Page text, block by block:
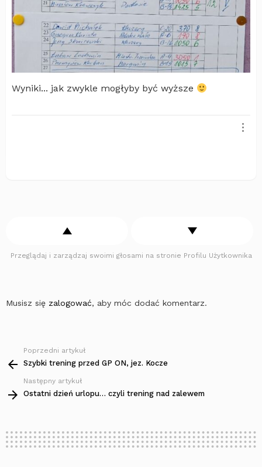
Wyniki... jak zwykle mogłyby być wyższe
Przeglądaj i zarządzaj swoimi głosami na stronie Profilu Użytkownika
Musisz się zalogować, aby móc dodać komentarz.
Zobacz
więcej
Poprzedni artykuł
Szybki trening przed GP ON, jez. Kocze
Następny artykuł
Ostatni dzień urlopu… czyli trening nad zalewem